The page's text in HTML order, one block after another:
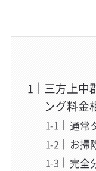
三方上中
ング料金
通常
お掃
完全